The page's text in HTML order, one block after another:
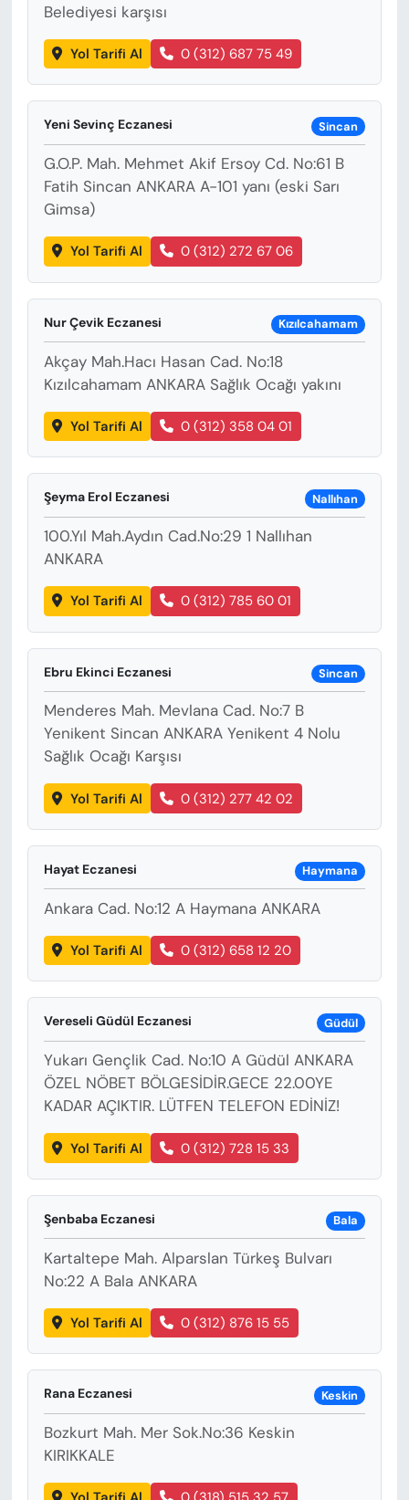
Belediyesi karşısı
Yol Tarifi Al 0 (312) 687 75 49
Yeni Sevinç Eczanesi Sincan
G.O.P. Mah. Mehmet Akif Ersoy Cd. No:61 B
Fatih Sincan ANKARA A-101 yanı (eski Sarı
Gimsa)
Yol Tarifi Al 0 (312) 272 67 06
Nur Çevik Eczanesi Kızılcahamam
Akçay Mah.Hacı Hasan Cad. No:18
Kızılcahamam ANKARA Sağlık Ocağı yakını
Yol Tarifi Al 0 (312) 358 04 01
Şeyma Erol Eczanesi Nallıhan
100.Yıl Mah.Aydın Cad.No:29 1 Nallıhan
ANKARA
Yol Tarifi Al 0 (312) 785 60 01
Ebru Ekinci Eczanesi Sincan
Menderes Mah. Mevlana Cad. No:7 B
Yenikent Sincan ANKARA Yenikent 4 Nolu
Sağlık Ocağı Karşısı
Yol Tarifi Al 0 (312) 277 42 02
Hayat Eczanesi Haymana
Ankara Cad. No:12 A Haymana ANKARA
Yol Tarifi Al 0 (312) 658 12 20
Vereseli Güdül Eczanesi Güdül
Yukarı Gençlik Cad. No:10 A Güdül ANKARA
ÖZEL NÖBET BÖLGESİDİR.GECE 22.00YE
KADAR AÇIKTIR. LÜTFEN TELEFON EDİNİZ!
Yol Tarifi Al 0 (312) 728 15 33
Şenbaba Eczanesi Bala
Kartaltepe Mah. Alparslan Türkeş Bulvarı
No:22 A Bala ANKARA
Yol Tarifi Al 0 (312) 876 15 55
Rana Eczanesi Keskin
Bozkurt Mah. Mer Sok.No:36 Keskin
KIRIKKALE